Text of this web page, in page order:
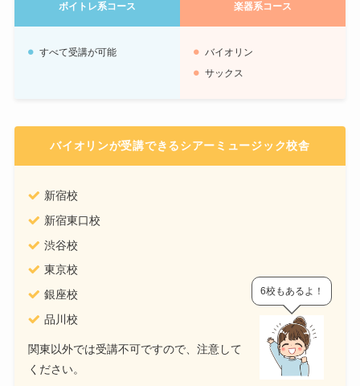
ボイトレ系コース 楽器系コース
すべて受講が可能
バイオリン
サックス
バイオリンが受講できるシアーミュージック校舎
新宿校
新宿東口校
渋谷校
東京校
銀座校
品川校
関東以外では受講不可ですので、注意して
ください。
6校もあるよ！